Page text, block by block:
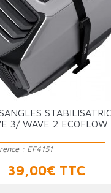
3/ WAVE 2 ECOFLOW
: EF4151
Prix
39,00€ TTC